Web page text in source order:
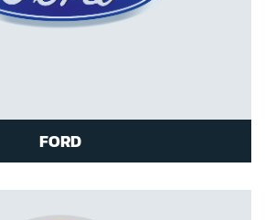
FORD